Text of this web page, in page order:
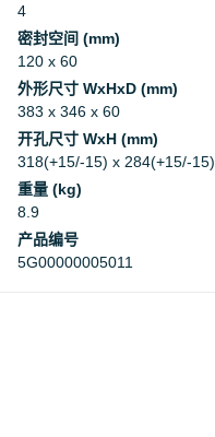
4
密封空间 (mm)
120 x 60
外形尺寸 WxHxD (mm)
383 x 346 x 60
开孔尺寸 WxH (mm)
318(+15/-15) x 284(+15/-15)
重量 (kg)
8.9
产品编号
5G00000005011